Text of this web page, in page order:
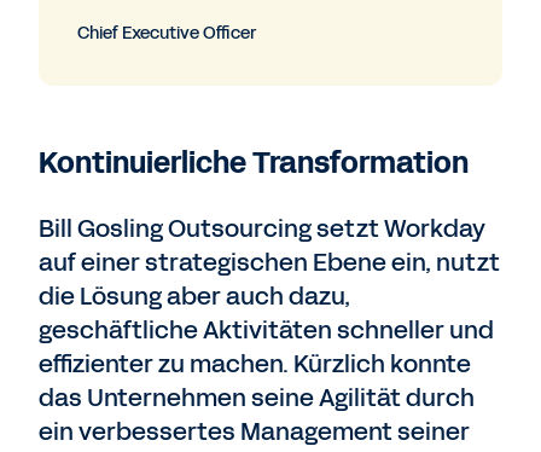
Chief Executive Officer
Kontinuierliche Transformation
Bill Gosling Outsourcing setzt Workday
auf einer strategischen Ebene ein, nutzt
die Lösung aber auch dazu,
geschäftliche Aktivitäten schneller und
effizienter zu machen. Kürzlich konnte
das Unternehmen seine Agilität durch
ein verbessertes Management seiner